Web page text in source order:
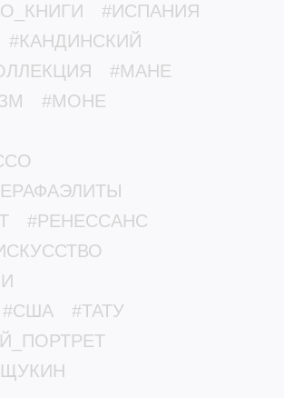
#ИСПАНИЯ
#КАНДИНСКИЙ
#МАНЕ
#МОНЕ
#РЕНЕССАНС
#США
#ТАТУ